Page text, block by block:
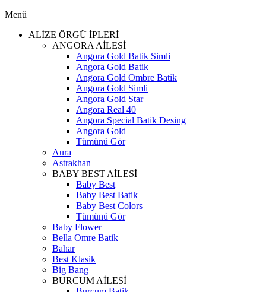
Menü
ALİZE ÖRGÜ İPLERİ
ANGORA AİLESİ
Angora Gold Batik Simli
Angora Gold Batik
Angora Gold Ombre Batik
Angora Gold Simli
Angora Gold Star
Angora Real 40
Angora Special Batik Desing
Angora Gold
Tümünü Gör
Aura
Astrakhan
BABY BEST AİLESİ
Baby Best
Baby Best Batik
Baby Best Colors
Tümünü Gör
Baby Flower
Bella Omre Batik
Bahar
Best Klasik
Big Bang
BURCUM AİLESİ